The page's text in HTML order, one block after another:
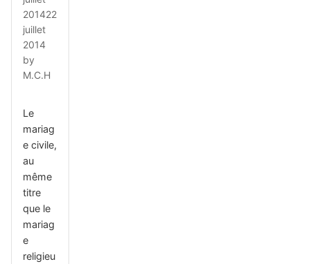
201422
juillet
2014
by
M.C.H
Le
mariag
e civile,
au
même
titre
que le
mariag
e
religieu